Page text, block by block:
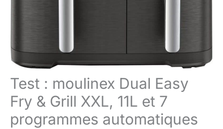
Test : moulinex Dual Easy
Fry & Grill XXL, 11L et 7
programmes automatiques